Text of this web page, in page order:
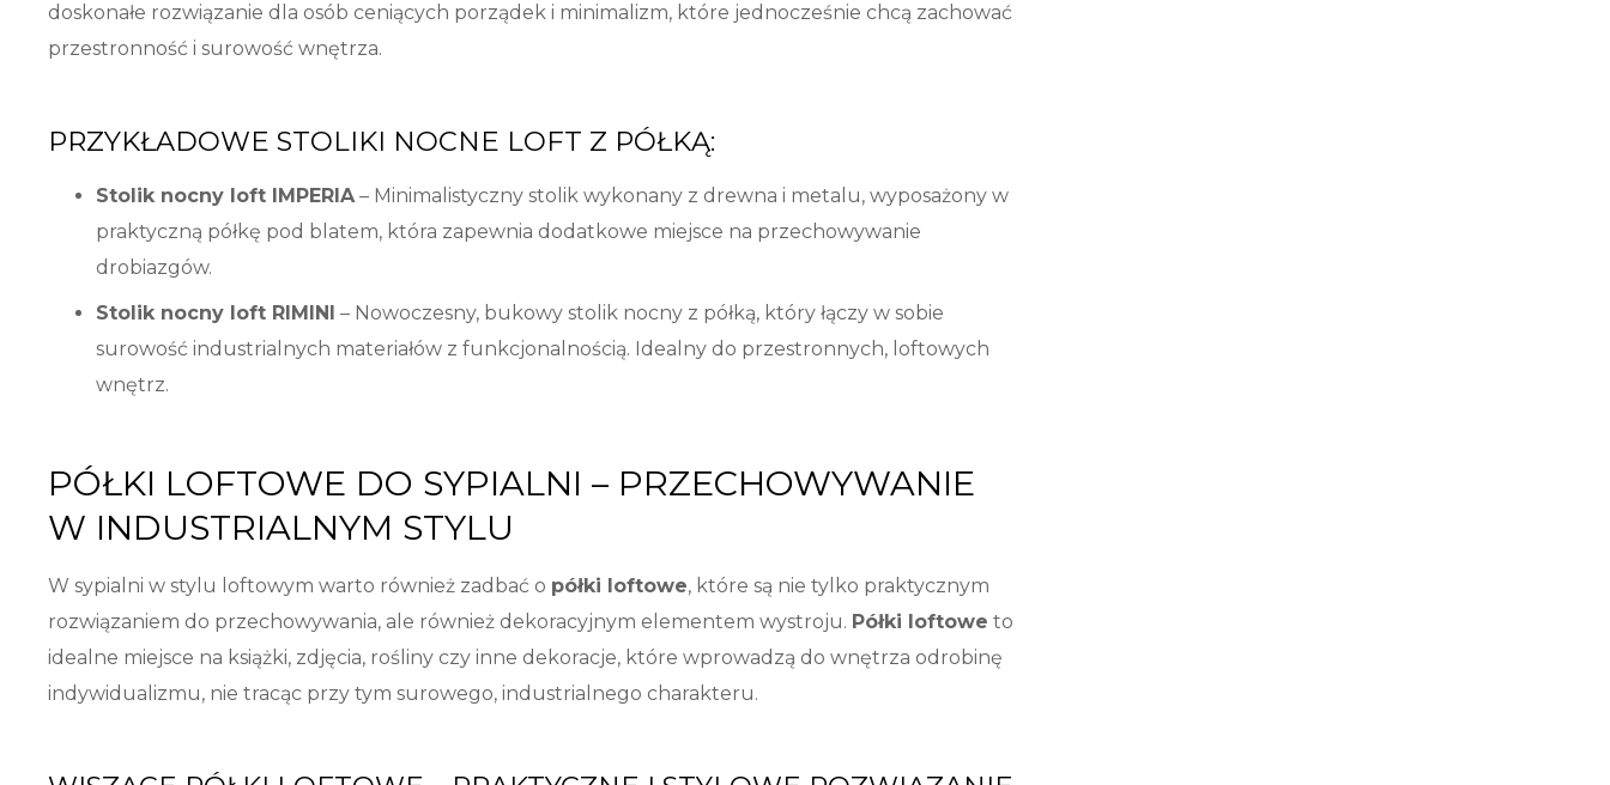
doskonałe rozwiązanie dla osób ceniących porządek i minimalizm, które jednocześnie chcą zachować
przestronność i surowość wnętrza.
PRZYKŁADOWE STOLIKI NOCNE LOFT Z PÓŁKĄ:
Stolik nocny loft IMPERIA– Minimalistyczny stolik wykonany z drewna i metalu, wyposażony w
praktyczną półkę pod blatem, która zapewnia dodatkowe miejsce na przechowywanie
drobiazgów.
Stolik nocny loft RIMINI – Nowoczesny, bukowy stolik nocny z półką, który łączy w sobie
surowość industrialnych materiałów z funkcjonalnością. Idealny do przestronnych, loftowych
wnętrz.
PÓŁKI LOFTOWE DO SYPIALNI – PRZECHOWYWANIE
W INDUSTRIALNYM STYLU
W sypialni w stylu loftowym warto również zadbać o półki loftowe, które są nie tylko praktycznym
rozwiązaniem do przechowywania, ale również dekoracyjnym elementem wystroju. Półki loftowe to
idealne miejsce na książki, zdjęcia, rośliny czy inne dekoracje, które wprowadzą do wnętrza odrobinę
indywidualizmu, nie tracąc przy tym surowego, industrialnego charakteru.